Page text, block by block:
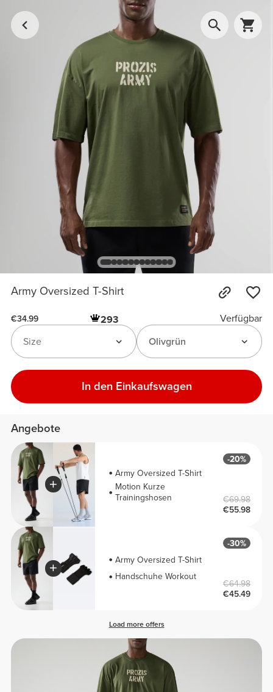
Army Oversized T-Shirt
€34.99 293
Verfügbar
Olivgrün
Size
In den Einkaufswagen
Angebote
Army Oversized T-Shirt
Motion Kurze
Trainingshosen
-20%
€69.98
€55.98
Army Oversized T-Shirt
Handschuhe Workout
-30%
€64.98
€45.49
Load more offers